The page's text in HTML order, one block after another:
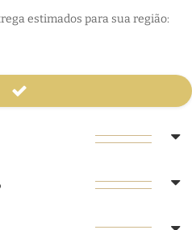
estimados para sua região: